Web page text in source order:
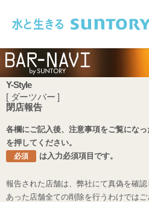
Y-Style
[ ダーツバー ]
閉店報告
各欄にご記入後、注意事項をご覧にな
を押してください。
必須 は入力必須項目です。
報告された店舗は、弊社にて真偽を確
あった店舗全ての削除を行うわけではご